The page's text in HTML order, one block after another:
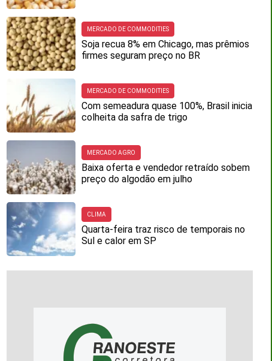
MERCADO DE COMMODITIES
Soja recua 8% em Chicago, mas prêmios
firmes seguram preço no BR
MERCADO DE COMMODITIES
Com semeadura quase 100%, Brasil inicia
colheita da safra de trigo
MERCADO AGRO
Baixa oferta e vendedor retraído sobem
preço do algodão em julho
CLIMA
Quarta-feira traz risco de temporais no
Sul e calor em SP